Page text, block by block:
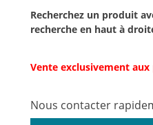
Recherchez un produit
recherche en haut à
Vente exclusivement
Nous contacter